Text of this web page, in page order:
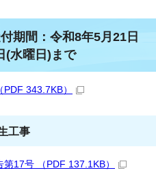
期間：令和8年5月21日
(水曜日)まで
343.7KB）
工事
17号 （PDF 137.1KB）